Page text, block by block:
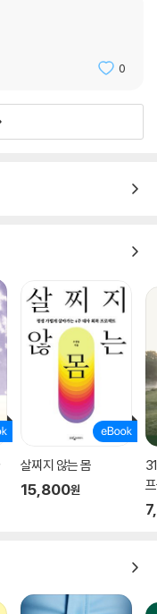
확연히 다른 자신을 발견
볼 것이다. “요즘 왜 이렇
름뱅이를 위한 기적의 운
0
살찌지 않는 몸
15,800원